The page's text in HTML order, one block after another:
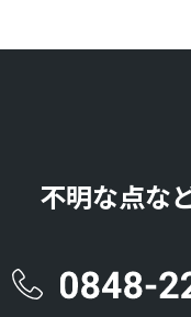
不明な点な